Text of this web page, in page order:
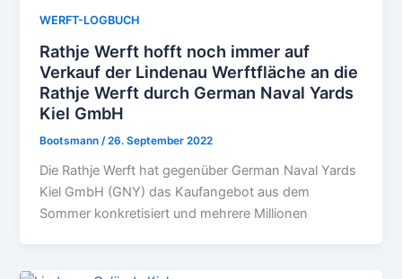
WERFT-LOGBUCH
Rathje Werft hofft noch immer auf
Verkauf der Lindenau Werftfläche an die
Rathje Werft durch German Naval Yards
Kiel GmbH
Bootsmann/26. September 2022
Die Rathje Werft hat gegenüber German Naval Yards
Kiel GmbH (GNY) das Kaufangebot aus dem
Sommer konkretisiert und mehrere Millionen